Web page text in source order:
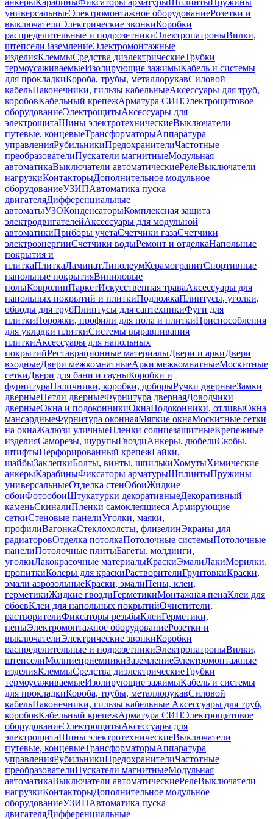
анкерыКарабиныФиксаторы арматуры Шплинты Пружины
универсальныеЭлектромонтажное оборудованиеРозетки и
выключателиЭлектрические звонкиКоробки
распределительные и подрозетникиЭлектропатроныВилки,
штепселиЗаземлениеЭлектромонтажные
изделияКлеммыСредства диэлектрическиеТрубки
термоусаживаемыеИзолирующие зажимыКабель и системы
для прокладкиКороба, трубы, металлорукавСиловой
кабельНаконечники, гильзы кабельныеАксессуары для труб,
коробовКабельный крепежАрматура СИПЭлектрощитовое
оборудованиеЭлектрощитыАксессуары для
электрощитаШины электротехническиеВыключатели
путевые, концевыеТрансформаторыАппаратура
управленияРубильникиПредохранителиЧастотные
преобразователиПускатели магнитныеМодульная
автоматикаВыключатели автоматическиеРелеВыключатели
нагрузкиКонтакторыДополнительное модульное
оборудованиеУЗИПАвтоматика пуска
двигателяДифференциальные
автоматыУЗОКонденсаторыКомплексная защита
электродвигателейАксессуары для модульной
автоматикиПриборы учетаСчетчики газаСчетчики
электроэнергииСчетчики водыРемонт и отделкаНапольные
покрытия и
плиткаПлиткаЛаминатЛинолеумКерамогранитСпортивные
напольные покрытияВиниловые
полыКовролинПаркетИскусственная траваАксессуары для
напольных покрытий и плиткиПодложкаПлинтусы, уголки,
обводы для трубПлинтусы для сантехникиФуги для
плиткиПорожки, профили для пола и плиткиПриспособления
для укладки плиткиСистемы выравнивания
плиткиАксессуары для напольных
покрытийРеставрационные материалыДвери и аркиДвери
входныеДвери межкомнатныеАрки межкомнатныеМоскитные
сеткиДвери для бани и сауныКоробки и
фурнитураНаличники, коробки, доборыРучки дверныеЗамки
дверныеПетли дверныеФурнитура двернаяДоводчики
дверныеОкна и подоконникиОкнаПодоконники, отливыОкна
мансардныеФурнитура оконнаяМягкие окнаМоскитные сетки
на окнаЖалюзи уличныеПленки солнцезащитныеКрепежные
изделияСаморезы, шурупыГвоздиАнкеры, дюбелиСкобы,
штифтыПерфорированный крепежГайки,
шайбыЗаклепкиБолты, винты, шпилькиХомутыХимические
анкерыКарабиныФиксаторы арматурыШплинтыПружины
универсальныеОтделка стенОбоиЖидкие
обоиФотообоиШтукатурки декоративныеДекоративный
каменьСкиналиПленки самоклеящиеся Армирующие
сеткиСтеновые панелиУголки, маяки,
профилиВагонкаСтеклохолсты, флизелинЭкраны для
радиаторовОтделка потолкаПотолочные системыПотолочные
панелиПотолочные плитыБагеты, молдинги,
уголкиЛакокрасочные материалыКраскиЭмалиЛакиМорилки,
пропиткиКолеры для краскиРастворителиГрунтовкиКраски,
эмали аэрозольныеКраски, эмалиПены, клеи,
герметикиЖидкие гвоздиГерметикиМонтажная пенаКлеи для
обоевКлеи для напольных покрытийОчистители,
растворителиФиксаторы резьбыКлеиГерметики,
пеныЭлектромонтажное оборудованиеРозетки и
выключателиЭлектрические звонкиКоробки
распределительные и подрозетникиЭлектропатроныВилки,
штепселиМолниеприемникиЗаземлениеЭлектромонтажные
изделияКлеммыСредства диэлектрическиеТрубки
термоусаживаемыеИзолирующие зажимыКабель и системы
для прокладкиКороба, трубы, металлорукавСиловой
кабельНаконечники, гильзы кабельные Аксессуары для труб,
коробовКабельный крепежАрматура СИПЭлектрощитовое
оборудованиеЭлектрощитыАксессуары для
электрощитаШины электротехническиеВыключатели
путевые, концевыеТрансформаторыАппаратура
управленияРубильникиПредохранителиЧастотные
преобразователиПускатели магнитныеМодульная
автоматикаВыключатели автоматическиеРелеВыключатели
нагрузкиКонтакторыДополнительное модульное
оборудованиеУЗИПАвтоматика пуска
двигателяДифференциальные